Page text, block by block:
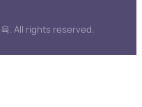
. All rights reserved.